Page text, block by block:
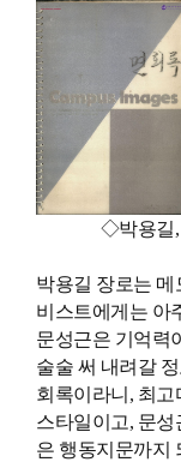
◇박용길,
박용길 장로는 메
비스트에게는 아
문성근은 기억력
술술 써 내려갈
회록이라니, 최
스타일이고, 문성
은 행동지문까지